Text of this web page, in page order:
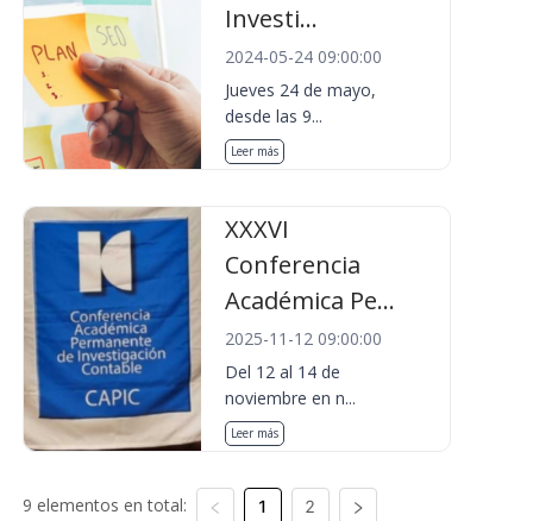
Investi...
2024-05-24 09:00:00
Jueves 24 de mayo,
desde las 9...
Leer más
XXXVI
Conferencia
Académica Pe...
2025-11-12 09:00:00
Del 12 al 14 de
noviembre en n...
Leer más
9 elementos en total: 1 2